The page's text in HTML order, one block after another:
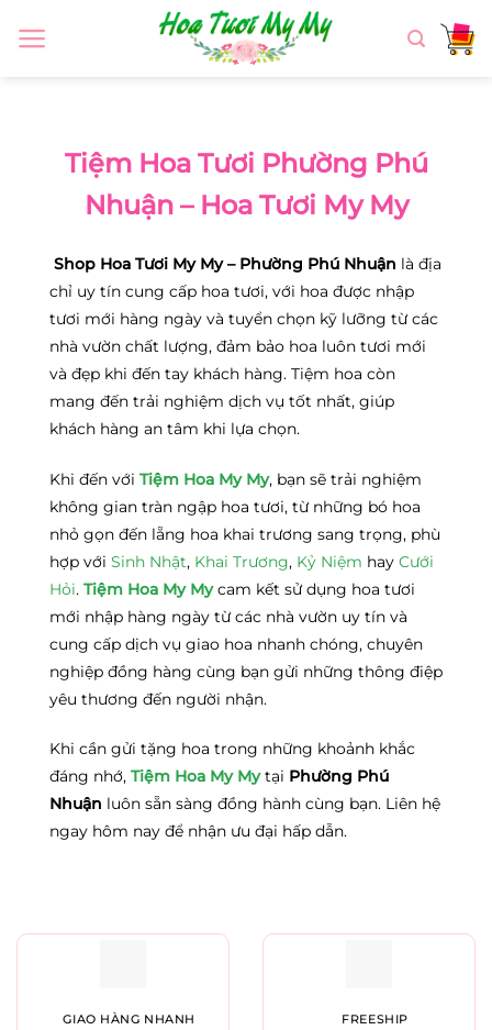
đến
Tiệm Hoa Tươi Phường Phú
Nhuận – Hoa Tươi My My
Shop Hoa Tươi My My – Phường Phú Nhuận là địa
chỉ uy tín cung cấp hoa tươi, với hoa được nhập
tươi mới hàng ngày và tuyển chọn kỹ lưỡng từ các
nhà vườn chất lượng, đảm bảo hoa luôn tươi mới
và đẹp khi đến tay khách hàng. Tiệm hoa còn
mang đến trải nghiệm dịch vụ tốt nhất, giúp
khách hàng an tâm khi lựa chọn.
Khi đến với Tiệm Hoa My My, bạn sẽ trải nghiệm
không gian tràn ngập hoa tươi, từ những bó hoa
nhỏ gọn đến lẵng hoa khai trương sang trọng, phù
hợp với Sinh Nhật, Khai Trương, Kỷ Niệm hay Cưới
Hỏi. Tiệm Hoa My Mycam kết sử dụng hoa tươi
mới nhập hàng ngày từ các nhà vườn uy tín và
cung cấp dịch vụ giao hoa nhanh chóng, chuyên
nghiệp đồng hàng cùng bạn gửi những thông điệp
yêu thương đến người nhận.
Khi cần gửi tặng hoa trong những khoảnh khắc
đáng nhớ, Tiệm Hoa My My tại Phường Phú
Nhuận luôn sẵn sàng đồng hành cùng bạn. Liên hệ
ngay hôm nay để nhận ưu đại hấp dẫn.
GIAO HÀNG NHANH FREESHIP